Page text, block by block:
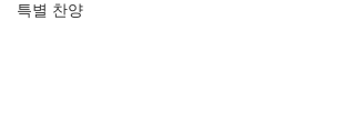
특별 찬양